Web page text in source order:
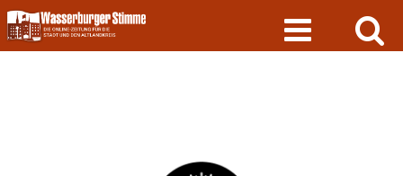
Skip
to
content